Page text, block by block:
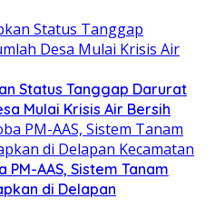
Status Tanggap Darurat
Mulai Krisis Air Bersih
AAS, Sistem Tanam
di Delapan